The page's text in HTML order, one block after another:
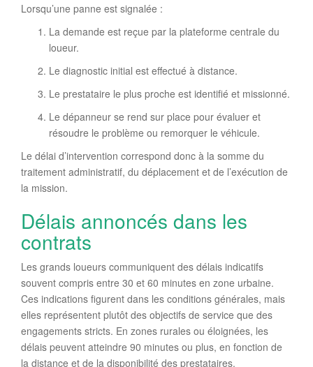
Lorsqu’une panne est signalée :
La demande est reçue par la plateforme centrale du
loueur.
Le diagnostic initial est effectué à distance.
Le prestataire le plus proche est identifié et missionné.
Le dépanneur se rend sur place pour évaluer et
résoudre le problème ou remorquer le véhicule.
Le délai d’intervention correspond donc à la somme du
traitement administratif, du déplacement et de l’exécution de
la mission.
Délais annoncés dans les
contrats
Les grands loueurs communiquent des délais indicatifs
souvent compris entre 30 et 60 minutes en zone urbaine.
Ces indications figurent dans les conditions générales, mais
elles représentent plutôt des objectifs de service que des
engagements stricts. En zones rurales ou éloignées, les
délais peuvent atteindre 90 minutes ou plus, en fonction de
la distance et de la disponibilité des prestataires.